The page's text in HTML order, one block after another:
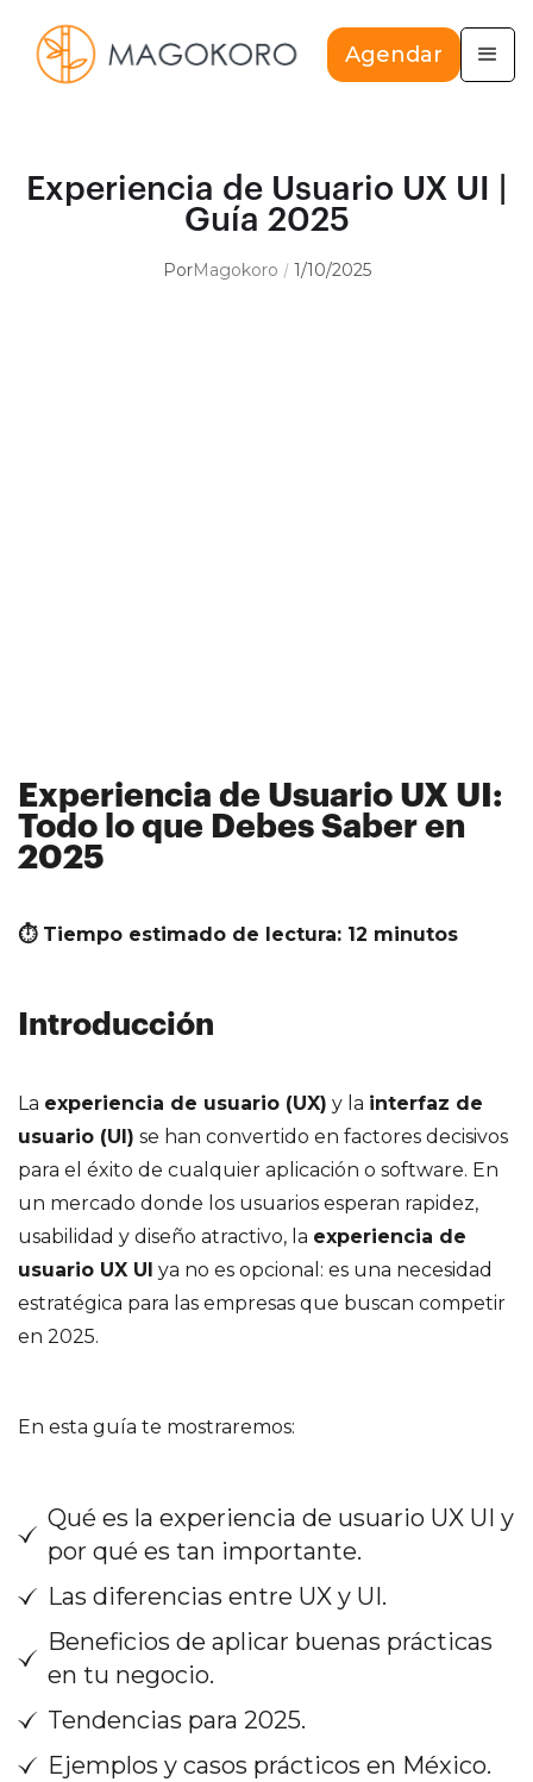
Agendar
Experiencia de Usuario UX UI |
Guía 2025
PorMagokoro 1/10/2025
Experiencia de Usuario UX UI:
Todo lo que Debes Saber en
2025
⏱ Tiempo estimado de lectura: 12 minutos
Introducción
La experiencia de usuario (UX) y la interfaz de
usuario (UI) se han convertido en factores decisivos
para el éxito de cualquier aplicación o software. En
un mercado donde los usuarios esperan rapidez,
usabilidad y diseño atractivo, la experiencia de
usuario UX UI ya no es opcional: es una necesidad
estratégica para las empresas que buscan competir
en 2025.
En esta guía te mostraremos:
Qué es la experiencia de usuario UX UI y
por qué es tan importante.
Las diferencias entre UX y UI.
Beneficios de aplicar buenas prácticas
en tu negocio.
Tendencias para 2025.
Ejemplos y casos prácticos en México.